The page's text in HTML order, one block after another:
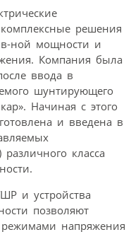
решения
ной мощности и
Компания была
ввода в
шунтирующего
Начиная с этого
и введена в
класса
и устройства
позволяют
режимами напряжения